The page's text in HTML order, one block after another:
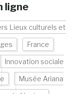
ligne
Lieux culturels et
France
Innovation sociale
Musée Ariana